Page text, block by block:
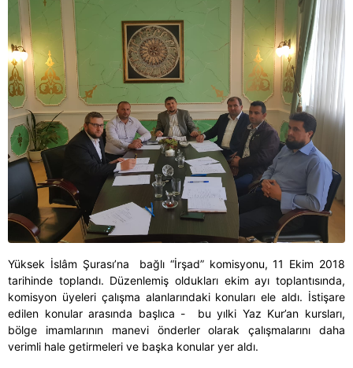
Yüksek İslâm Şurası’na bağlı “İrşad” komisyonu, 11 Ekim 2018
tarihinde toplandı. Düzenlemiş oldukları ekim ayı toplantısında,
komisyon üyeleri çalışma alanlarındaki konuları ele aldı. İstişare
edilen konular arasında başlıca - bu yılki Yaz Kur’an kursları,
bölge imamlarının manevi önderler olarak çalışmalarını daha
verimli hale getirmeleri ve başka konular yer aldı.